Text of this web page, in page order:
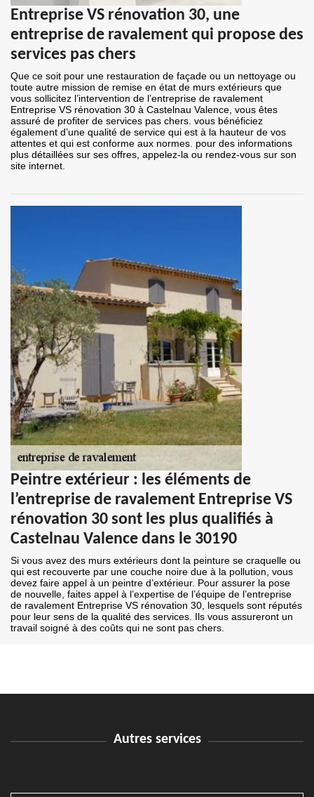
Entreprise VS rénovation 30, une
entreprise de ravalement qui propose des
services pas chers
Que ce soit pour une restauration de façade ou un nettoyage ou
toute autre mission de remise en état de murs extérieurs que
vous sollicitez l’intervention de l’entreprise de ravalement
Entreprise VS rénovation 30 à Castelnau Valence, vous êtes
assuré de profiter de services pas chers. vous bénéficiez
également d’une qualité de service qui est à la hauteur de vos
attentes et qui est conforme aux normes. pour des informations
plus détaillées sur ses offres, appelez-la ou rendez-vous sur son
site internet.
Peintre extérieur : les éléments de
l’entreprise de ravalement Entreprise VS
rénovation 30 sont les plus qualifiés à
Castelnau Valence dans le 30190
Si vous avez des murs extérieurs dont la peinture se craquelle ou
qui est recouverte par une couche noire due à la pollution, vous
devez faire appel à un peintre d’extérieur. Pour assurer la pose
de nouvelle, faites appel à l’expertise de l’équipe de l’entreprise
de ravalement Entreprise VS rénovation 30, lesquels sont réputés
pour leur sens de la qualité des services. Ils vous assureront un
travail soigné à des coûts qui ne sont pas chers.
Autres services